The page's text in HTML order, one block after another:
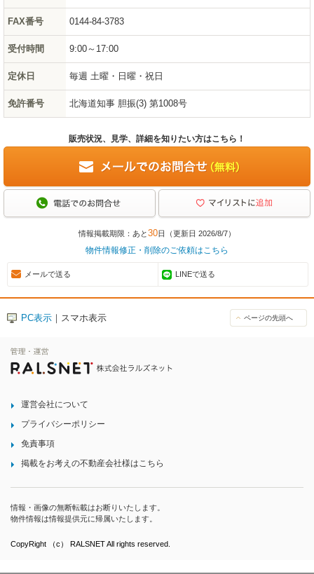
FAX番号 0144-84-3783
受付時間 9:00～17:00
定休日 毎週 土曜・日曜・祝日
免許番号 北海道知事 胆振(3) 第1008号
販売状況、見学、詳細を知りたい方はこちら！
情報掲載期限：あと30日（更新日 2026/8/7）
物件情報修正・削除のご依頼はこちら
メールで送る LINEで送る
PC表示 ｜スマホ表示 ページの先頭へ
運営会社について
プライバシーポリシー
免責事項
掲載をお考えの不動産会社様はこちら
情報・画像の無断転載はお断りいたします。
物件情報は情報提供元に帰属いたします。
CopyRight （c） RALSNET All rights reserved.